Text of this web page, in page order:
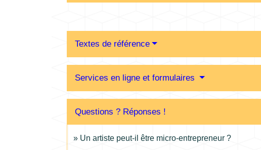
Textes de référence
Services en ligne et formulaires
Questions ? Réponses !
Un artiste peut-il être micro-entrepreneur ?